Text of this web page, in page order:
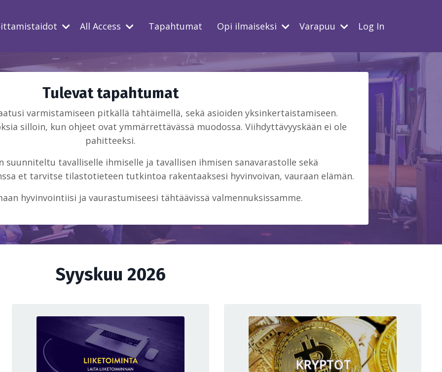
All Access Tapahtumat Opi ilmaiseksi Varapuu Log In
Tulevat tapahtumat
varmistamiseen pitkällä tähtäimellä, sekä asioiden yksinkertaistamiseen.
silloin, kun ohjeet ovat ymmärrettävässä muodossa. Viihdyttävyyskään ei ole
pahitteeksi.
suunniteltu tavalliselle ihmiselle ja tavallisen ihmisen sanavarastolle sekä
et tarvitse tilastotieteen tutkintoa rakentaaksesi hyvinvoivan, vauraan elämän.
hyvinvointiisi ja vaurastumiseesi tähtäävissä valmennuksissamme.
Syyskuu 2026